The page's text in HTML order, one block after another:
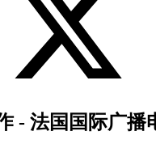
- 法国国际广播